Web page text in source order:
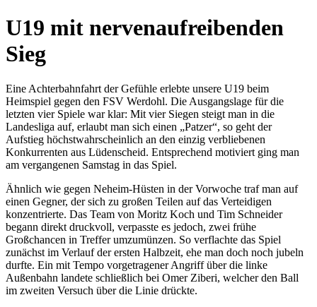
U19 mit nervenaufreibenden
Sieg
Eine Achterbahnfahrt der Gefühle erlebte unsere U19 beim
Heimspiel gegen den FSV Werdohl. Die Ausgangslage für die
letzten vier Spiele war klar: Mit vier Siegen steigt man in die
Landesliga auf, erlaubt man sich einen „Patzer“, so geht der
Aufstieg höchstwahrscheinlich an den einzig verbliebenen
Konkurrenten aus Lüdenscheid. Entsprechend motiviert ging man
am vergangenen Samstag in das Spiel.
Ähnlich wie gegen Neheim-Hüsten in der Vorwoche traf man auf
einen Gegner, der sich zu großen Teilen auf das Verteidigen
konzentrierte. Das Team von Moritz Koch und Tim Schneider
begann direkt druckvoll, verpasste es jedoch, zwei frühe
Großchancen in Treffer umzumünzen. So verflachte das Spiel
zunächst im Verlauf der ersten Halbzeit, ehe man doch noch jubeln
durfte. Ein mit Tempo vorgetragener Angriff über die linke
Außenbahn landete schließlich bei Omer Ziberi, welcher den Ball
im zweiten Versuch über die Linie drückte.